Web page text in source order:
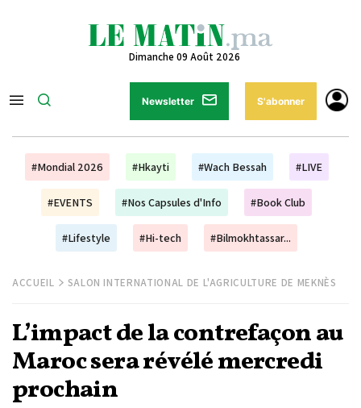
Dimanche 09 Août 2026
Newsletter S'abonner
#Mondial 2026 #Hkayti #Wach Bessah #LIVE
#EVENTS #Nos Capsules d'Info #Book Club
#Lifestyle #Hi-tech #Bilmokhtassar...
ACCUEIL SALON INTERNATIONAL DE L'AGRICULTURE DE MEKNÈS
L’impact de la contrefaçon au
Maroc sera révélé mercredi
prochain